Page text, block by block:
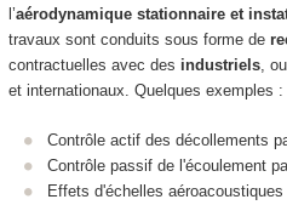
l’aérodynamique stationnaire et
travaux sont conduits sous forme de
contractuelles avec des industriels,
et internationaux. Quelques exemples :
Contrôle actif des décollements
Contrôle passif de l'écoulement
Effets d'échelles aéroacoustiques